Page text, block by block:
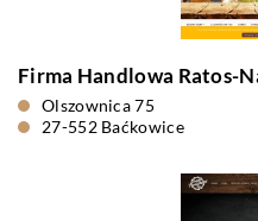
Firma Handlowa Ratos-
Olszownica 75
27-552 Baćkowice